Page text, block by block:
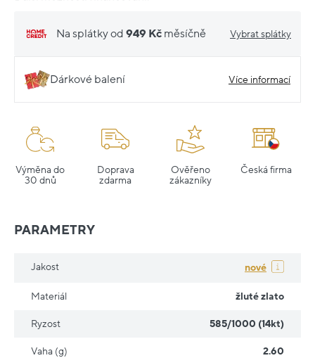
Na splátky od 949 Kč měsíčně Vybrat splátky
Dárkové balení Více informací
Výměna do
30 dnů
Doprava
zdarma
Ověřeno
zákazníky
Česká firma
PARAMETRY
Jakost nové
Materiál žluté zlato
Ryzost 585/1000 (14kt)
Vaha (g) 2.60